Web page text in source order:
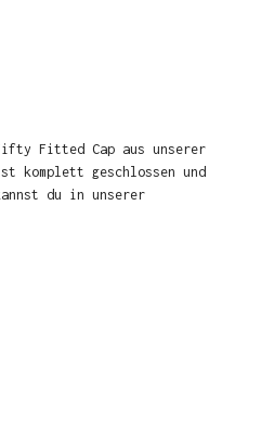
Fitted Cap aus unserer
komplett geschlossen und
du in unserer